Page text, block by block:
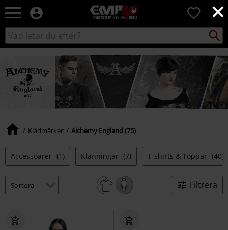
×
EMP
-
Musik,
TV
Spelmerch
Alternativt
Mode
0
Sök
i
Sök
Klädmärken Alchemy England (75)
Accessoarer (1) Klänningar (7) T-shirts & Toppar (40)
Filtrera